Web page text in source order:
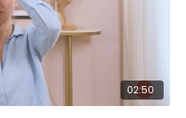
02:50